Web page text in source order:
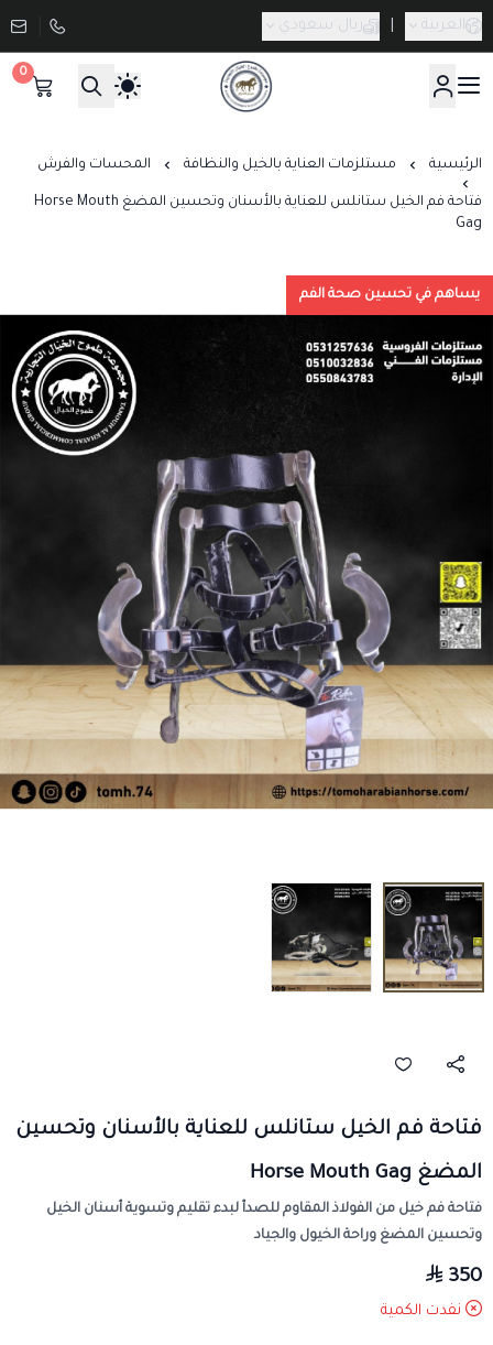
العربية ريال سعودي
صيدلية طموح الخيال البيطرية
0
الرئيسية مستلزمات العناية بالخيل والنظافة المحسات والفرش
فتاحة فم الخيل ستانلس للعناية بالأسنان وتحسين المضغ Horse Mouth
Gag
يساهم في تحسين صحة الفم
فتاحة فم الخيل ستانلس للعناية بالأسنان وتحسين
المضغ Horse Mouth Gag
فتاحة فم خيل من الفولاذ المقاوم للصدأ لبدء تقليم وتسوية أسنان الخيل
وتحسين المضغ وراحة الخيول والجياد
350
نفدت الكمية